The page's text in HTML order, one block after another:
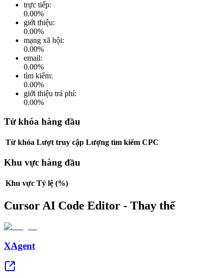
trực tiếp:
0.00%
giới thiệu:
0.00%
mạng xã hội:
0.00%
email:
0.00%
tìm kiếm:
0.00%
giới thiệu trả phí:
0.00%
Từ khóa hàng đầu
Từ khóa Lượt truy cập Lượng tìm kiếm CPC
Khu vực hàng đầu
Khu vực Tỷ lệ (%)
Cursor AI Code Editor - Thay thế
XAgent